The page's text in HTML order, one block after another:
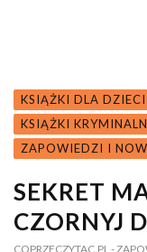
KSIĄŻKI DLA DZIECI
KSIĄŻKI
ZAPOWIEDZI I
SEKRET
CZORNYJ
COPRZECZYTAC.PL -